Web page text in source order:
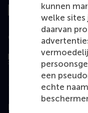
kunnen
welke sites
daarvan
een
echte
Geëvalueerd door
Education